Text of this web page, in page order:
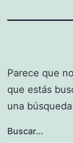
Parece que
que estás
una
Buscar...